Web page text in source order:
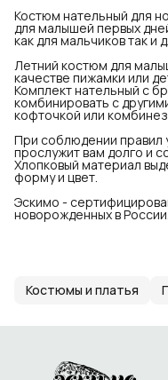
Костюм нательный для
для малышей первых
как для мальчиков так и
Летний костюм для
качестве пижамки или
Комплект нательный с
комбинировать с
кофточкой или
При соблюдении правил
прослужит вам долго и
Хлопковый материал
форму и цвет.
Эскимо -
новорожденных в России.
Костюмы и платья